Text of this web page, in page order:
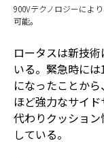
900Vテクノロジーによ
可能。
ロータスは新技
いる。緊急時に
になったことか
ほど強力なサイ
代わりクッショ
している。